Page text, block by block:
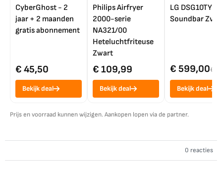
CyberGhost - 2
jaar + 2 maanden
gratis abonnement
€ 45,50
Bekijk deal
Philips Airfryer
2000-serie
NA321/00
Heteluchtfriteuse
Zwart
€ 109,99
Bekijk deal
LG DSG10TY
Soundbar
€ 599,00€
Bekijk deal
Prijs en voorraad kunnen wijzigen. Aankopen lopen via de partner.
0 reacties